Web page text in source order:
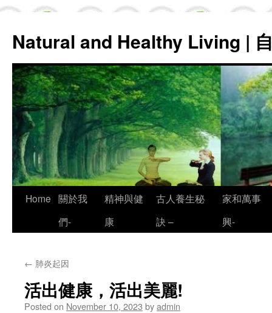
Natural and Healthy Living |
Skip
Home 關於我
們-
精神與健
康
古人養生秘
訣 –
家和萬事
興-
← 肺炎起因
活出健康，活出美麗!
Posted on November 10, 2023 byadmin